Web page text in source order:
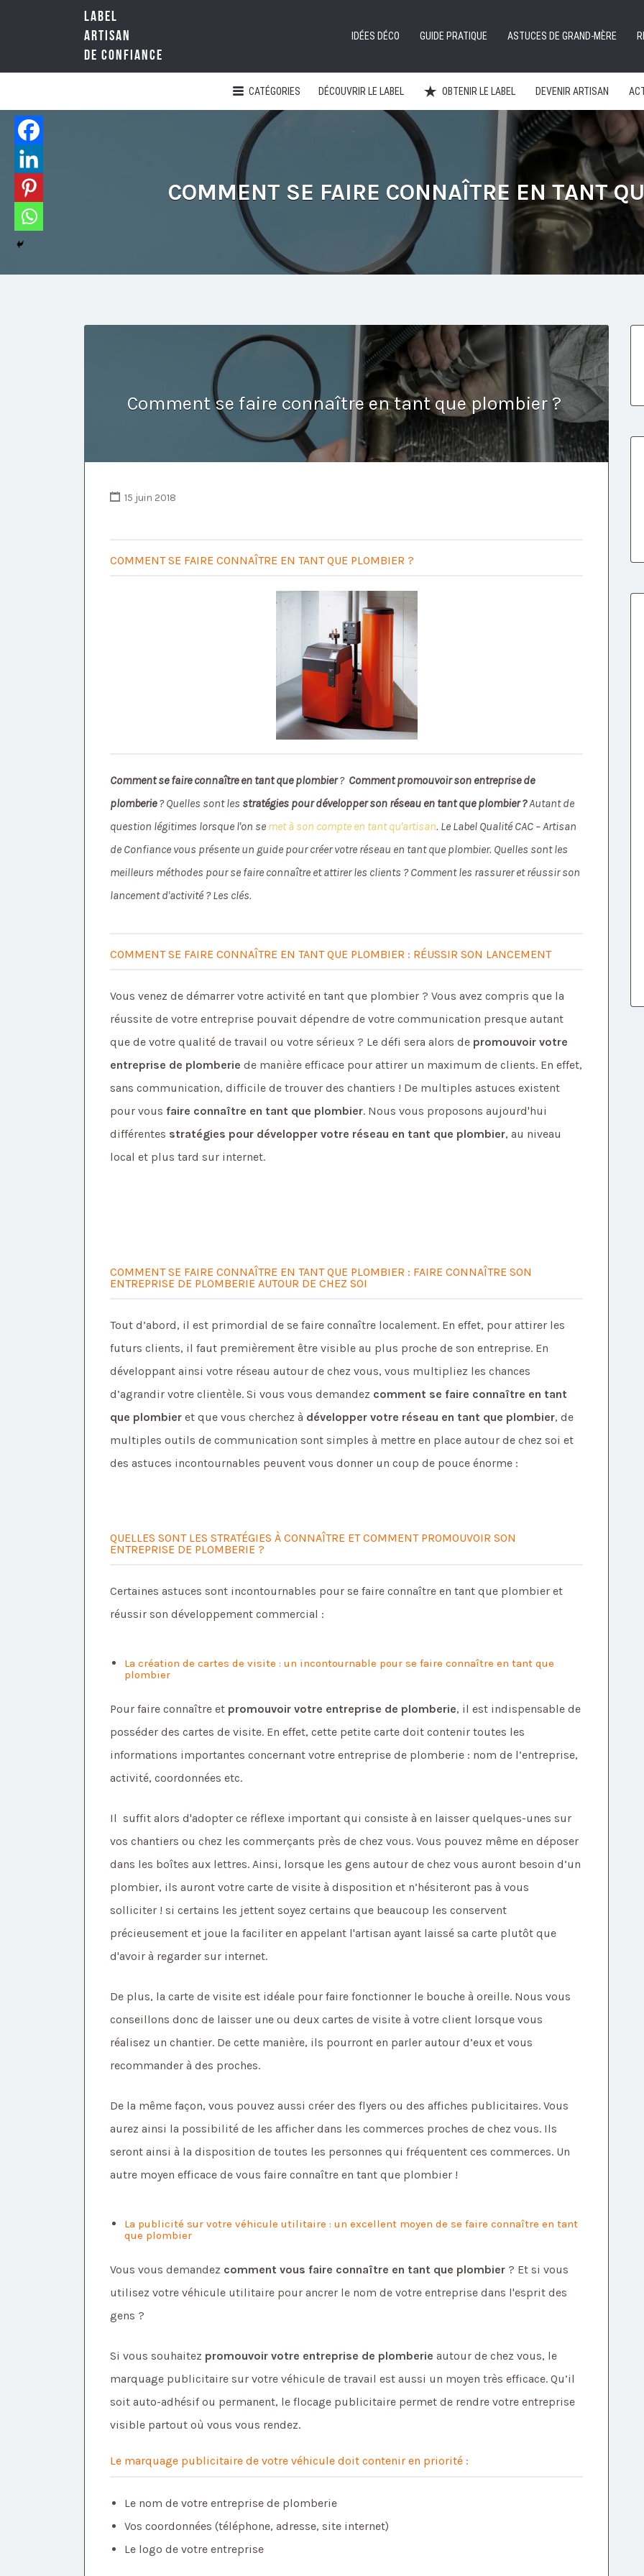
LABEL
ARTISAN
DE CONFIANCE
L'ARTISANAT
IDÉES DÉCO GUIDE PRATIQUE ASTUCES DE GRAND-MÈRE
Rechercher:
CATÉGORIES DÉCOUVRIR LE LABEL OBTENIR LE LABEL DEVENIR ARTISAN
COMMENT SE FAIRE CONNAÎTRE EN TANT
Comment se faire connaître en tant que plombier ?
15 juin 2018
COMMENT SE FAIRE CONNAÎTRE EN TANT QUE PLOMBIER ?
Comment se faire connaître en tant que plombier? Comment promouvoir son entreprise de
plomberie? Quelles sont les stratégies pour développer son réseau en tant que plombier ?Autant de
question légitimes lorsque l'on se met à son compte en tant qu'artisan. Le Label Qualité CAC – Artisan
de Confiance vous présente un guide pour créer votre réseau en tant que plombier. Quelles sont les
meilleurs méthodes pour se faire connaître et attirer les clients ? Comment les rassurer et réussir son
lancement d'activité ? Les clés.
COMMENT SE FAIRE CONNAÎTRE EN TANT QUE PLOMBIER : RÉUSSIR SON LANCEMENT
Vous venez de démarrer votre activité en tant que plombier ? Vous avez compris que la
réussite de votre entreprise pouvait dépendre de votre communication presque autant
que de votre qualité de travail ou votre sérieux ? Le défi sera alors de promouvoir votre
entreprise de plomberie de manière efficace pour attirer un maximum de clients. En effet,
sans communication, difficile de trouver des chantiers ! De multiples astuces existent
pour vous faire connaître en tant que plombier. Nous vous proposons aujourd'hui
différentes stratégies pour développer votre réseau en tant que plombier, au niveau
local et plus tard sur internet.
COMMENT SE FAIRE CONNAÎTRE EN TANT QUE PLOMBIER : FAIRE CONNAÎTRE SON
ENTREPRISE DE PLOMBERIE AUTOUR DE CHEZ SOI
Tout d’abord, il est primordial de se faire connaître localement. En effet, pour attirer les
futurs clients, il faut premièrement être visible au plus proche de son entreprise. En
développant ainsi votre réseau autour de chez vous, vous multipliez les chances
d’agrandir votre clientèle. Si vous vous demandez comment se faire connaître en tant
que plombier et que vous cherchez à développer votre réseau en tant que plombier, de
multiples outils de communication sont simples à mettre en place autour de chez soi et
des astuces incontournables peuvent vous donner un coup de pouce énorme :
QUELLES SONT LES STRATÉGIES À CONNAÎTRE ET COMMENT PROMOUVOIR SON
ENTREPRISE DE PLOMBERIE ?
Certaines astuces sont incontournables pour se faire connaître en tant que plombier et
réussir son développement commercial :
La création de cartes de visite : un incontournable pour se faire connaître en tant que
plombier
Pour faire connaître et promouvoir votre entreprise de plomberie, il est indispensable de
posséder des cartes de visite. En effet, cette petite carte doit contenir toutes les
informations importantes concernant votre entreprise de plomberie : nom de l’entreprise,
activité, coordonnées etc.
Il suffit alors d'adopter ce réflexe important qui consiste à en laisser quelques-unes sur
vos chantiers ou chez les commerçants près de chez vous. Vous pouvez même en déposer
dans les boîtes aux lettres. Ainsi, lorsque les gens autour de chez vous auront besoin d’un
plombier, ils auront votre carte de visite à disposition et n’hésiteront pas à vous
solliciter ! si certains les jettent soyez certains que beaucoup les conservent
précieusement et joue la faciliter en appelant l'artisan ayant laissé sa carte plutôt que
d'avoir à regarder sur internet.
De plus, la carte de visite est idéale pour faire fonctionner le bouche à oreille. Nous vous
conseillons donc de laisser une ou deux cartes de visite à votre client lorsque vous
réalisez un chantier. De cette manière, ils pourront en parler autour d’eux et vous
recommander à des proches.
De la même façon, vous pouvez aussi créer des flyers ou des affiches publicitaires. Vous
aurez ainsi la possibilité de les afficher dans les commerces proches de chez vous. Ils
seront ainsi à la disposition de toutes les personnes qui fréquentent ces commerces. Un
autre moyen efficace de vous faire connaître en tant que plombier !
La publicité sur votre véhicule utilitaire : un excellent moyen de se faire connaître en tant
que plombier
Vous vous demandez comment vous faire connaître en tant que plombier ? Et si vous
utilisez votre véhicule utilitaire pour ancrer le nom de votre entreprise dans l'esprit des
gens ?
Si vous souhaitez promouvoir votre entreprise de plomberie autour de chez vous, le
marquage publicitaire sur votre véhicule de travail est aussi un moyen très efficace. Qu’il
soit auto-adhésif ou permanent, le flocage publicitaire permet de rendre votre entreprise
visible partout où vous vous rendez.
Le marquage publicitaire de votre véhicule doit contenir en priorité :
Le nom de votre entreprise de plomberie
Vos coordonnées (téléphone, adresse, site internet)
Le logo de votre entreprise